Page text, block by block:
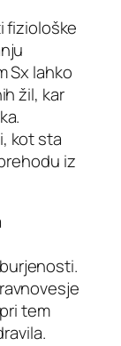
fiziološke
Sx lahko
žil, kar
kot sta
iz
tem